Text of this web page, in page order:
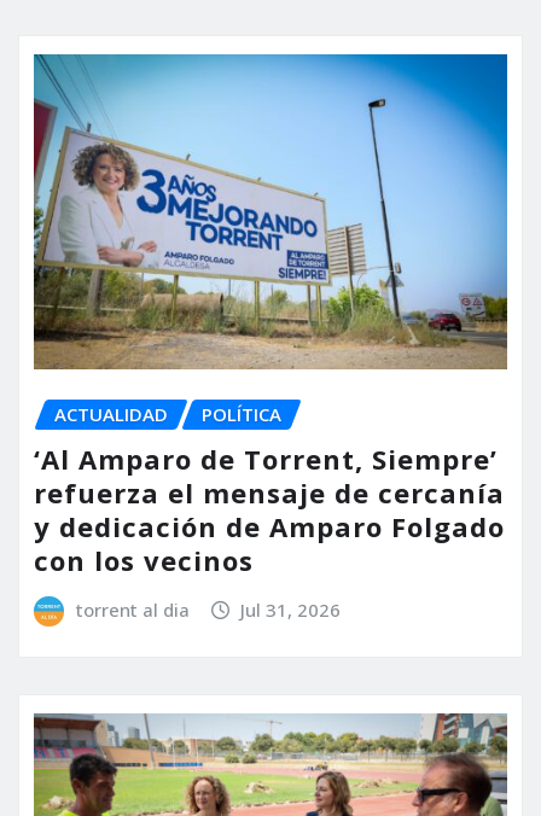
ACTUALIDAD POLÍTICA
‘Al Amparo de Torrent, Siempre’
refuerza el mensaje de cercanía
y dedicación de Amparo Folgado
con los vecinos
torrent al dia Jul 31, 2026